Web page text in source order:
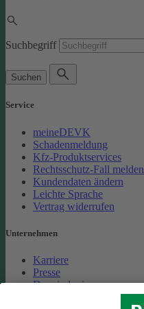
Suchbegriff
Suchen
Service
meineDEVK
Schadenmeldung
Kfz-Produktservices
Rechtsschutz-Fall melden
Kundendaten ändern
Leichte Sprache
Vertrag widerrufen
Unternehmen
Karriere
Presse
Das sind wir